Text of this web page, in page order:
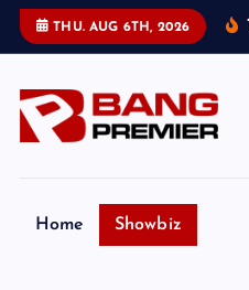
THU. AUG 6TH, 2026
Home Showbiz